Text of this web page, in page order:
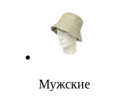
Мужские